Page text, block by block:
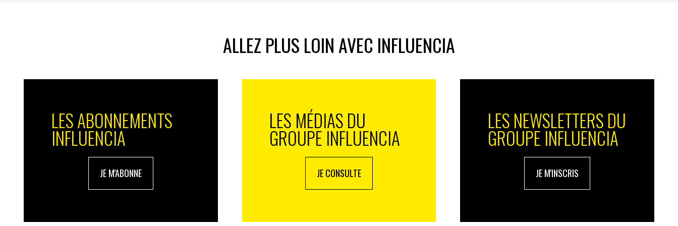
IN. : L’évènement qui vous a le plus marqué dans votre vie ?
remporté de grandes compétitions internationales par équipes. C’était la première fois que
notre pays gagnait une Coupe du monde de football — l’un des événements les plus suivis et
les plus prestigieux au monde. Et, en plus, cela se passait chez nous, en France !
extraordinaire. C’était une immense fête, une explosion de joie collective. Tout le monde se
parlait, se souriait, partageait une fierté commune.
Je me souviens qu’à l’époque, on disait
ALLEZ PLUS LOIN AVEC INFLUENCIA
LES ABONNEMENTS
INFLUENCIA
JE M'ABONNE
LES MÉDIAS DU
GROUPE INFLUENCIA
JE CONSULTE
LES NEWSLETTERS DU
GROUPE INFLUENCIA
JE M'INSCRIS